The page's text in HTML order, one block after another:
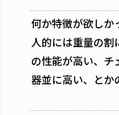
何か特徴が欲しか
人的には重量の割
の性能が高い、チ
器並に高い、とか